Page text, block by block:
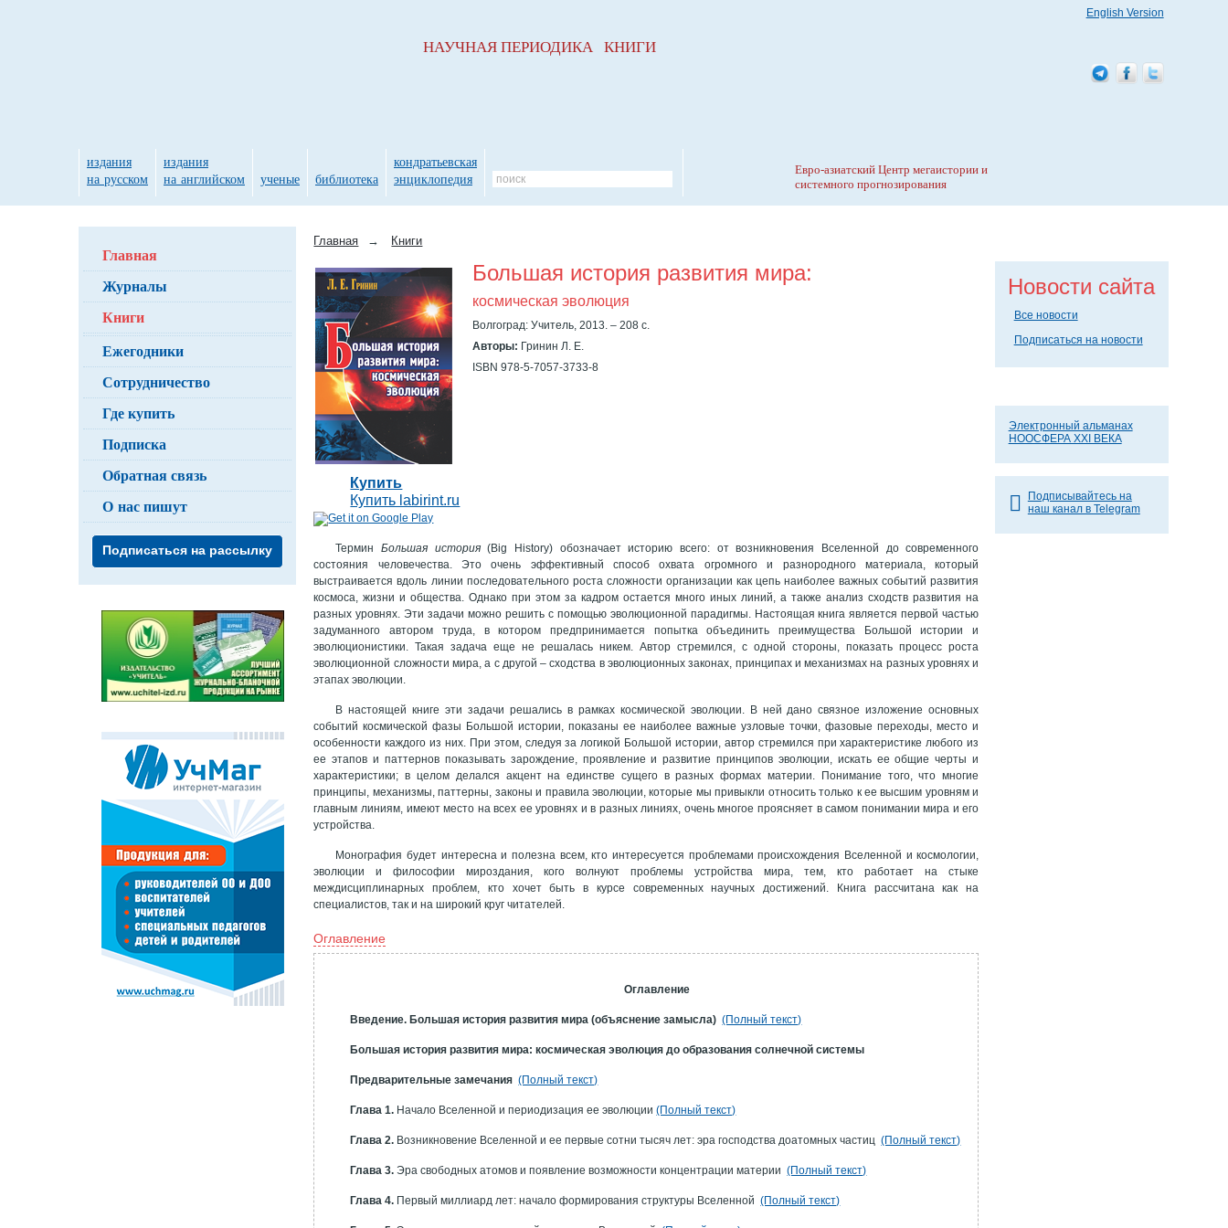
Главная → Книги
Большая история развития мира:
космическая эволюция
Волгоград: Учитель, 2013. – 208 с.
Авторы: Гринин Л. Е.
ISBN 978-5-7057-3733-8
Купить
Купить labirint.ru
ТерминБольшая история(Big History) обозначает историю всего: от возникновения Вселенной до современного
состояния человечества. Это очень эффективный способ охвата огромного и разнородного материала, который
выстраивается вдоль линии последовательного роста сложности организации как цепь наиболее важных событий развития
космоса, жизни и общества. Однако при этом за кадром остается много иных линий, а также анализ сходств развития на
разных уровнях. Эти задачи можно решить с помощью эволюционной парадигмы. Настоящая книга является первой частью
задуманного автором труда, в котором предпринимается попытка объединить преимущества Большой истории и
эволюционистики. Такая задача еще не решалась никем. Автор стремился, с одной стороны, показать процесс роста
эволюционной сложности мира, а с другой – сходства в эволюционных законах, принципах и механизмах на разных уровнях и
этапах эволюции.
В настоящей книге эти задачи решались в рамках космической эволюции. В ней дано связное изложение основных
событий космической фазы Большой истории, показаны ее наиболее важные узловые точки, фазовые переходы, место и
особенности каждого из них. При этом, следуя за логикой Большой истории, автор стремился при характеристике любого из
ее этапов и паттернов показывать зарождение, проявление и развитие принципов эволюции, искать ее общие черты и
характеристики; в целом делался акцент на единстве сущего в разных формах материи. Понимание того, что многие
принципы, механизмы, паттерны, законы и правила эволюции, которые мы привыкли относить только к ее высшим уровням и
главным линиям, имеют место на всех ее уровнях и в разных линиях, очень многое проясняет в самом понимании мира и его
устройства.
Монография будет интересна и полезна всем, кто интересуется проблемами происхождения Вселенной и космологии,
эволюции и философии мироздания, кого волнуют проблемы устройства мира, тем, кто работает на стыке
междисциплинарных проблем, кто хочет быть в курсе современных научных достижений. Книга рассчитана как на
специалистов, так и на широкий круг читателей.
Оглавление
Оглавление
Введение. Большая история развития мира (объяснение замысла) (Полный текст)
Большая история развития мира: космическая эволюция до образования солнечной системы
Предварительные замечания (Полный текст)
Глава 1. Начало Вселенной и периодизация ее эволюции(Полный текст)
Глава 2. Возникновение Вселенной и ее первые сотни тысяч лет: эра господства доатомных частиц(Полный текст)
Глава 3. Эра свободных атомов и появление возможности концентрации материи(Полный текст)
Глава 4. Первый миллиард лет: начало формирования структуры Вселенной(Полный текст)
Главная
Журналы
Книги
Ежегодники
Сотрудничество
Где купить
Подписка
Обратная связь
О нас пишут
Подписаться на рассылку
Новости сайта
Все новости
Подписаться на новости
Электронный альманах
НООСФЕРА XXI ВЕКА
Подписывайтесь на
наш канал в Telegram
НАУЧНАЯ ПЕРИОДИКА КНИГИ
издания
на русском
издания
на английском
ученые библиотека
кондратьевская
энциклопедия
Евро-азиатский Центр мегаистории и
системного прогнозирования
English Version